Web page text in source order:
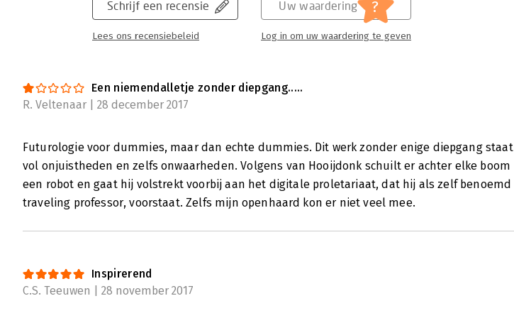
Schrijf een recensie
Lees ons recensiebeleid
Uw waardering ?
Log in om uw waardering te geven
Een niemendalletje zonder diepgang.....
R. Veltenaar | 28 december 2017
Futurologie voor dummies, maar dan echte dummies. Dit werk zonder enige diepgang staat
vol onjuistheden en zelfs onwaarheden. Volgens van Hooijdonk schuilt er achter elke boom
een robot en gaat hij volstrekt voorbij aan het digitale proletariaat, dat hij als zelf benoemd
traveling professor, voorstaat. Zelfs mijn openhaard kon er niet veel mee.
Inspirerend
C.S. Teeuwen | 28 november 2017